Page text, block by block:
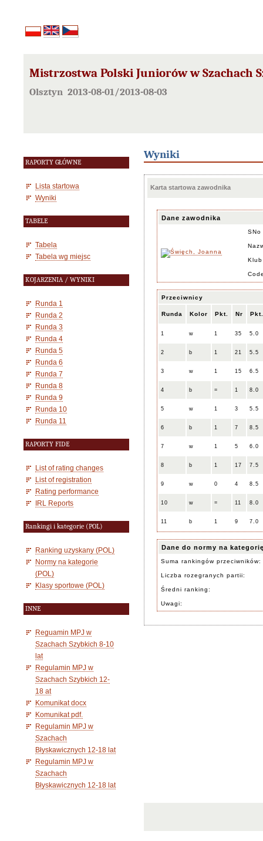
Mistrzostwa Polski Juniorów w Szachach
Olsztyn 2013-08-01/2013-08-03
RAPORTY GŁÓWNE
Lista startowa
Wyniki
TABELE
Tabela
Tabela wg miejsc
KOJARZENIA / WYNIKI
Runda 1
Runda 2
Runda 3
Runda 4
Runda 5
Runda 6
Runda 7
Runda 8
Runda 9
Runda 10
Runda 11
RAPORTY FIDE
List of rating changes
List of registration
Rating performance
IRL Reports
Rankingi i kategorie (POL)
Ranking uzyskany (POL)
Normy na kategorie
(POL)
Klasy sportowe (POL)
INNE
Reguamin MPJ w
Szachach Szybkich 8-10
lat
Regulamin MPJ w
Szachach Szybkich 12-
18 at
Komunikat docx
Komunikat pdf.
Regulamin MPJ w
Szachach
Błyskawicznych 12-18 lat
Regulamin MPJ w
Szachach
Błyskawicznych 12-18 lat
Wyniki
Karta startowa zawodnika
Dane zawodnika
SNo
Klub
Przeciwnicy
Runda Kolor Pkt. Nr Pkt.
1 w 1 35 5.0
2 b 1 21 5.5
3 w 1 15 6.5
4 b = 1 8.0
5 w 1 3 5.5
6 b 1 7 8.5
7 w 1 5 6.0
8 b 1 17 7.5
9 w 0 4 8.5
10 w = 11 8.0
11 b 1 9 7.0
Dane do normy na
Suma rankingów przeciwników:
Liczba rozegranych partii:
Średni ranking:
Uwagi: